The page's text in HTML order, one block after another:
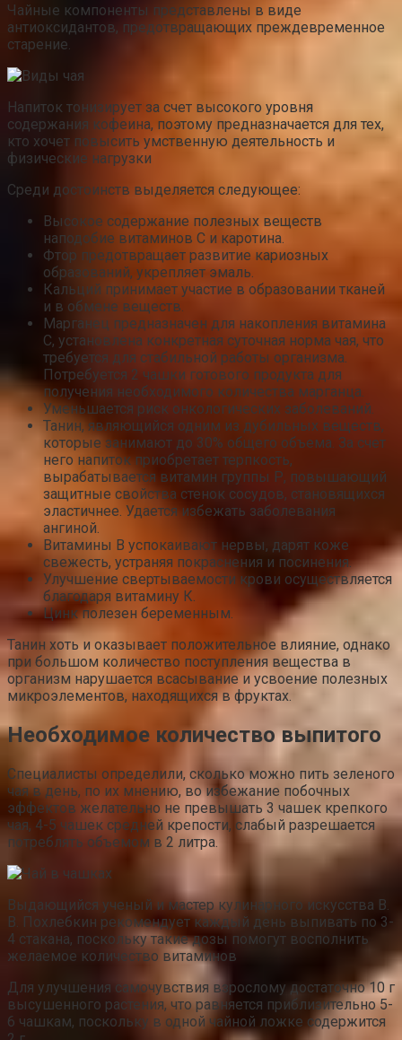
Чайные компоненты представлены в виде
антиоксидантов, предотвращающих преждевременное
старение.
Напиток тонизирует за счет высокого уровня
содержания кофеина, поэтому предназначается для тех,
кто хочет повысить умственную деятельность и
физические нагрузки
Среди достоинств выделяется следующее:
Высокое содержание полезных веществ
наподобие витаминов С и каротина.
Фтор предотвращает развитие кариозных
образований, укрепляет эмаль.
Кальций принимает участие в образовании тканей
и в обмене веществ.
Марганец предназначен для накопления витамина
С, установлена конкретная суточная норма чая, что
требуется для стабильной работы организма.
Потребуется 2 чашки готового продукта для
получения необходимого количества марганца.
Уменьшается риск онкологических заболеваний.
Танин, являющийся одним из дубильных веществ,
которые занимают до 30% общего объема. За счет
него напиток приобретает терпкость,
вырабатывается витамин группы Р, повышающий
защитные свойства стенок сосудов, становящихся
эластичнее. Удается избежать заболевания
ангиной.
Витамины B успокаивают нервы, дарят коже
свежесть, устраняя покраснения и посинения.
Улучшение свертываемости крови осуществляется
благодаря витамину К.
Цинк полезен беременным.
Танин хоть и оказывает положительное влияние, однако
при большом количество поступления вещества в
организм нарушается всасывание и усвоение полезных
микроэлементов, находящихся в фруктах.
Необходимое количество выпитого
Специалисты определили, сколько можно пить зеленого
чая в день, по их мнению, во избежание побочных
эффектов желательно не превышать 3 чашек крепкого
чая, 4-5 чашек средней крепости, слабый разрешается
потреблять объемом в 2 литра.
Выдающийся ученый и мастер кулинарного искусства В.
В. Похлебкин рекомендует каждый день выпивать по 3-
4 стакана, поскольку такие дозы помогут восполнить
желаемое количество витаминов
Для улучшения самочувствия взрослому достаточно 10 г
высушенного растения, что равняется приблизительно 5-
6 чашкам, поскольку в одной чайной ложке содержится